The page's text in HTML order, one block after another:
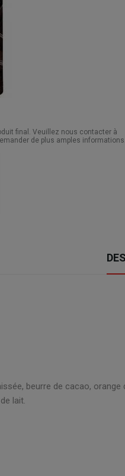
final. Veuillez nous contacter à
de plus amples informations.
beurre de cacao,
lait.